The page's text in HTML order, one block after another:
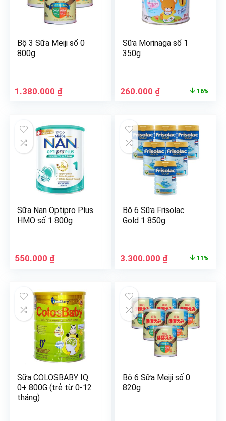
Bộ 3 Sữa Meiji số 0
800g
1.380.000 ₫
Sữa Morinaga số 1
350g
260.000 ₫ 16%
Sữa Nan Optipro Plus
HMO số 1 800g
550.000 ₫
Bộ 6 Sữa Frisolac
Gold 1 850g
3.300.000 ₫ 11%
Sữa COLOSBABY IQ
0+ 800G (trẻ từ 0-12
tháng)
Bộ 6 Sữa Meiji số 0
820g